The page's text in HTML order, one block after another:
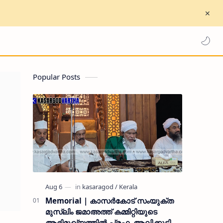
Popular Posts
Memorial | കാസർകോട് സംയുക്ത
മുസ്ലിം ജമാഅത്ത് കമ്മിറ്റിയുടെ